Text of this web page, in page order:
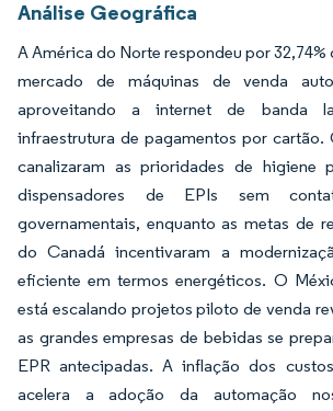
Análise Geográfica
A América do Norte respondeu por
mercado de máquinas de venda
aproveitando a internet de banda
infraestrutura de pagamentos por cartão.
canalizaram as prioridades de higiene
dispensadores de EPIs sem
governamentais, enquanto as metas de
do Canadá incentivaram a
eficiente em termos energéticos. O
está escalando projetos piloto de venda
as grandes empresas de bebidas se
EPR antecipadas. A inflação dos
acelera a adoção da automação